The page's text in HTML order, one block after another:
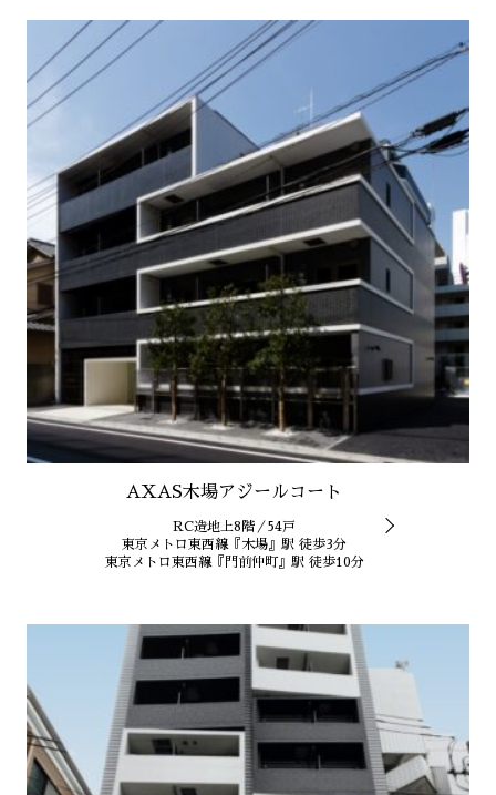
AXAS木場アジールコート
RC造地上8階／54戸
東京メトロ東西線『木場』駅 徒歩3分
東京メトロ東西線『門前仲町』駅 徒歩10分